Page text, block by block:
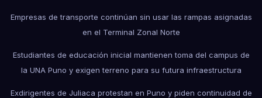
Empresas de transporte continúan sin usar las rampas asignadas
en el Terminal Zonal Norte
Estudiantes de educación inicial mantienen toma del campus de
la UNA Puno y exigen terreno para su futura infraestructura
Exdirigentes de Juliaca protestan en Puno y piden continuidad de